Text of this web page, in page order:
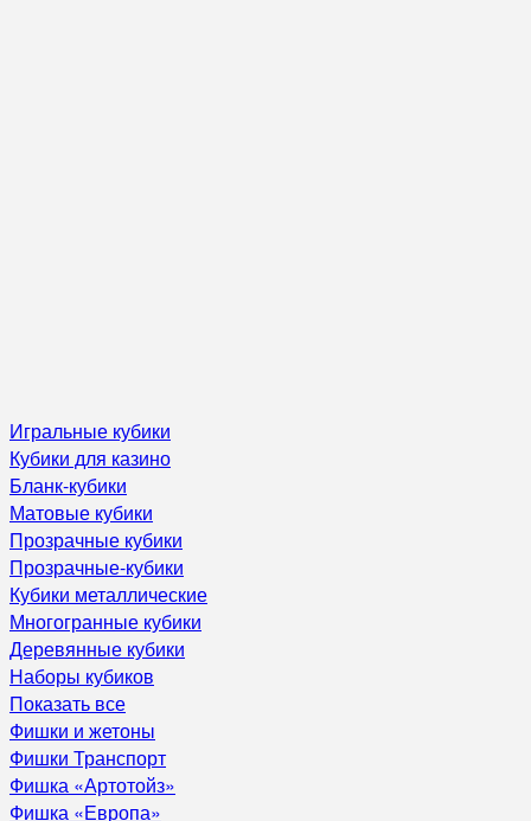
Игральные кубики
Кубики для казино
Бланк-кубики
Матовые кубики
Прозрачные кубики
Прозрачные-кубики
Кубики металлические
Многогранные кубики
Деревянные кубики
Наборы кубиков
Показать все
Фишки и жетоны
Фишки Транспорт
Фишка «Артотойз»
Фишка «Европа»